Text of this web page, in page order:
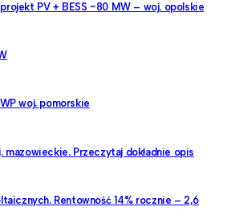
PV + BESS ~80 MW – woj. opolskie
woj. pomorskie
mazowieckie. Przeczytaj dokładnie opis
Rentowność 14% rocznie – 2,6